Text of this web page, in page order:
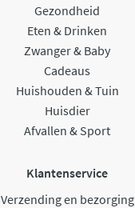
Gezondheid
Eten & Drinken
Zwanger & Baby
Cadeaus
Huishouden & Tuin
Huisdier
Afvallen & Sport
Klantenservice
Verzending en bezorging